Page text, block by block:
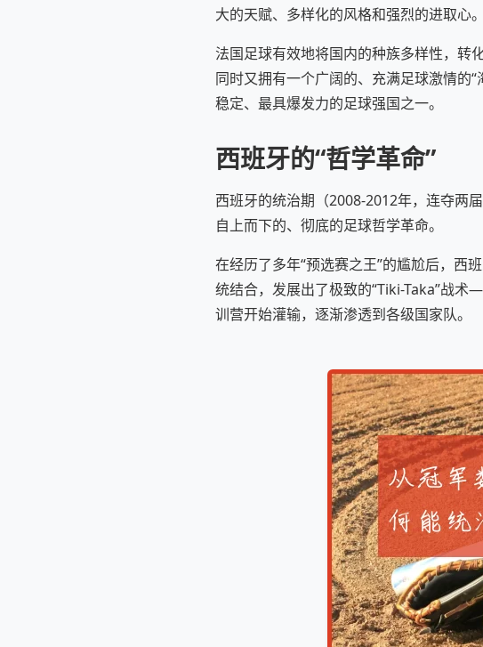
大的天赋、多样化的风格和强烈的进取心。
法国足球有效地将国内的种族多样性，转
同时又拥有一个广阔的、充满足球激情的
稳定、最具爆发力的足球强国之一。
西班牙的“哲学革命”
西班牙的统治期（2008-2012年，连夺两
自上而下的、彻底的足球哲学革命。
在经历了多年“预选赛之王”的尴尬后，西
统结合，发展出了极致的“Tiki-Taka”战
训营开始灌输，逐渐渗透到各级国家队。